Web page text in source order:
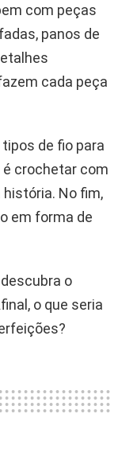
com peças
panos de
cada peça
de fio para
crochetar com
história. No fim,
em forma de
o
o que seria